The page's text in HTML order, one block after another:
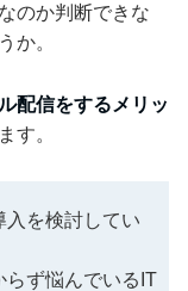
のか判断できな
か。
配信をするメリッ
す。
入を検討してい
らず悩んでいるIT